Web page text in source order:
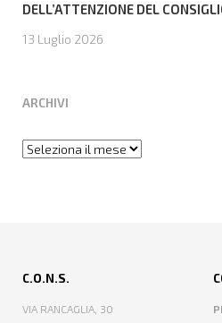
DELL’ATTENZIONE DEL
13 Luglio 2026
ARCHIVI
Archivi
C.O.N.S.
VIA RANCAGLIA, 30